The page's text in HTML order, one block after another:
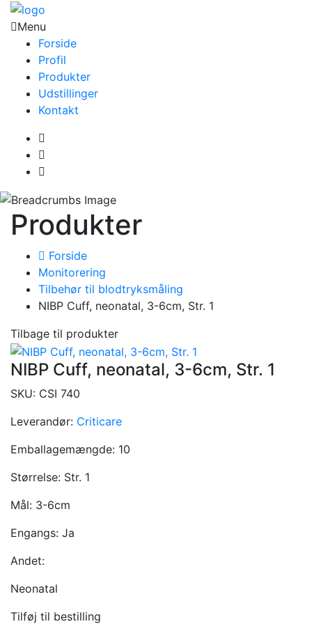
Menu
Forside
Profil
Produkter
Udstillinger
Kontakt
Produkter
Forside
Monitorering
Tilbehør til blodtryksmåling
NIBP Cuff, neonatal, 3-6cm, Str. 1
Tilbage til produkter
NIBP Cuff, neonatal, 3-6cm, Str. 1
SKU: CSI 740
Leverandør: Criticare
Emballagemængde: 10
Størrelse: Str. 1
Mål: 3-6cm
Engangs: Ja
Andet:
Neonatal
Tilføj til bestilling